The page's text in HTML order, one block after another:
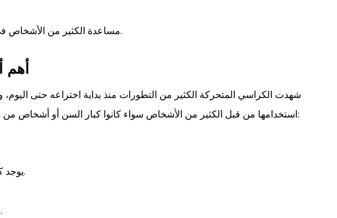
مساعدة الكثير من الأشخاص في أن يستقلوا بحياتهم الطبيعية.
أهم
شهدت الكراسي المتحركة الكثير من التطورات منذ بداية اختراعه حتى اليوم،
استخدامها من قبل الكثير من الأشخاص سواء كانوا كبار السن أو أشخاص من ذوي الإعاقة، ومن أهم أنواعها ما يلي:
يوجد كذلك الكرسي المتحرك العادي.
بالإضافة إلى كراسي الاستلقاء.